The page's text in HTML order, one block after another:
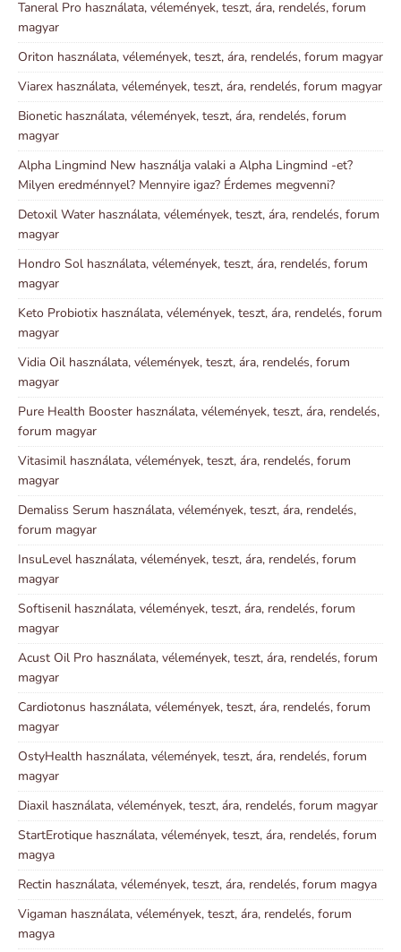
Taneral Pro használata, vélemények, teszt, ára, rendelés, forum
magyar
Oriton használata, vélemények, teszt, ára, rendelés, forum magyar
Viarex használata, vélemények, teszt, ára, rendelés, forum magyar
Bionetic használata, vélemények, teszt, ára, rendelés, forum
magyar
Alpha Lingmind New használja valaki a Alpha Lingmind -et?
Milyen eredménnyel? Mennyire igaz? Érdemes megvenni?
Detoxil Water használata, vélemények, teszt, ára, rendelés, forum
magyar
Hondro Sol használata, vélemények, teszt, ára, rendelés, forum
magyar
Keto Probiotix használata, vélemények, teszt, ára, rendelés, forum
magyar
Vidia Oil használata, vélemények, teszt, ára, rendelés, forum
magyar
Pure Health Booster használata, vélemények, teszt, ára, rendelés,
forum magyar
Vitasimil használata, vélemények, teszt, ára, rendelés, forum
magyar
Demaliss Serum használata, vélemények, teszt, ára, rendelés,
forum magyar
InsuLevel használata, vélemények, teszt, ára, rendelés, forum
magyar
Softisenil használata, vélemények, teszt, ára, rendelés, forum
magyar
Acust Oil Pro használata, vélemények, teszt, ára, rendelés, forum
magyar
Cardiotonus használata, vélemények, teszt, ára, rendelés, forum
magyar
OstyHealth használata, vélemények, teszt, ára, rendelés, forum
magyar
Diaxil használata, vélemények, teszt, ára, rendelés, forum magyar
StartErotique használata, vélemények, teszt, ára, rendelés, forum
magya
Rectin használata, vélemények, teszt, ára, rendelés, forum magya
Vigaman használata, vélemények, teszt, ára, rendelés, forum
magya